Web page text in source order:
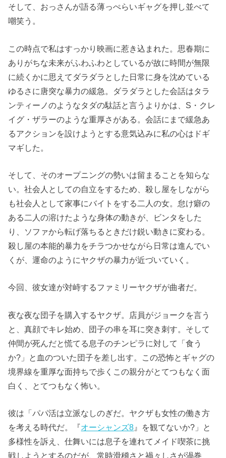
そして、おっさんが語る薄っぺらいギャグを押し並べて
嘲笑う。
この時点で私はすっかり映画に惹き込まれた。思春期に
ありがちな未来がふわふわとしているが故に時間が無限
に続くかに思えてダラダラとした日常に身を沈めている
ゆるさに唐突な暴力の緩急。ダラダラとした会話はタラ
ンティーノのようなタダの駄話と言うよりかは、S・クレ
イグ・ザラーのような重厚さがある。会話にまで緩急あ
るアクションを設けようとする意気込みに私の心はドギ
マギした。
そして、そのオープニングの勢いは留まることを知らな
い。社会人としての自立をするため、殺し屋をしながら
も社会人として家事にバイトをする二人の女。怠け癖の
ある二人の溶けたような身体の動きが、ビンタをした
り、ソファから転げ落ちるときだけ鋭い動きに変わる。
殺し屋の本能的暴力をチラつかせながら日常は進んでい
くが、運命のようにヤクザの暴力が近づいていく。
今回、彼女達が対峙するファミリーヤクザが曲者だ。
夜な夜な団子を購入するヤクザ。店員がジョークを言う
と、真顔でキレ始め、団子の串を耳に突き刺す。そして
仲間が死んだと慌てる息子のチンピラに対して「食う
か?」と血のついた団子を差し出す。この恐怖とギャグの
境界線を重厚な面持ちで歩くこの親分がとてつもなく面
白く、とてつもなく怖い。
彼は「パパ活は立派なしのぎだ。ヤクザも女性の働き方
を考える時代だ。『オーシャンズ8 』を観てないか?」と
多様性を訴え、仕舞いには息子を連れてメイド喫茶に挑
戦しようとするのだが、常時滑稽さと禍々しさが渦巻